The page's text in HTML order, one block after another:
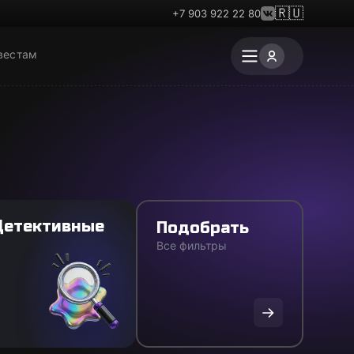
+7 903 922 22 80 🇷🇺
Подобрать
Все фильтры